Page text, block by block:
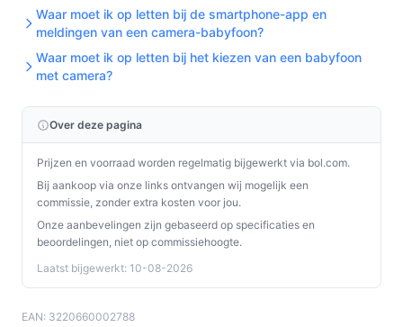
Waar moet ik op letten bij de smartphone-app en
meldingen van een camera-babyfoon?
Waar moet ik op letten bij het kiezen van een babyfoon
met camera?
Over deze pagina
Prijzen en voorraad worden regelmatig bijgewerkt via bol.com.
Bij aankoop via onze links ontvangen wij mogelijk een
commissie, zonder extra kosten voor jou.
Onze aanbevelingen zijn gebaseerd op specificaties en
beoordelingen, niet op commissiehoogte.
Laatst bijgewerkt: 10-08-2026
EAN: 3220660002788